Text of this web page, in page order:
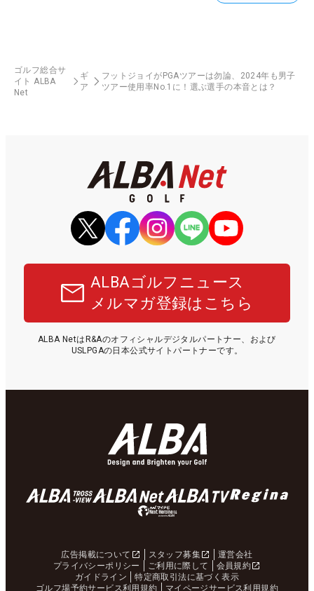
ゴルフ総合サ
イト ALBA
Net
ギ
ア
フットジョイがPGAツアーは勿論、2024年も男子
ツアー使用率No.1に！選ぶ選手の本音とは？
ALBAゴルフニュース
メルマガ登録はこちら
ALBA NetはR&Aのオフィシャルデジタルパートナー、および
USLPGAの日本公式サイトパートナーです。
広告掲載について スタッフ募集
運営会社
プライバシーポリシー
ご利用に際して
会員規約
ガイドライン
特定商取引法に基づく表示
ゴルフ場予約サービス利用規約
マイページサービス利用規約